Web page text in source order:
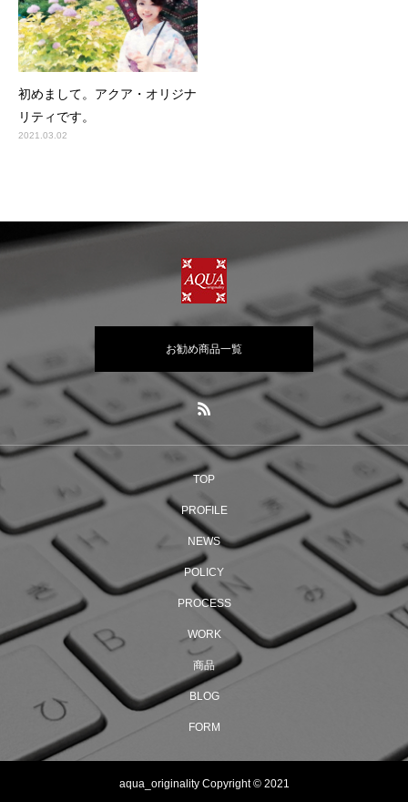
初めまして。アクア・オリジナ
リティです。
2021.03.02
お勧め商品一覧
TOP
PROFILE
NEWS
POLICY
PROCESS
WORK
商品
BLOG
FORM
aqua_originality Copyright © 2021